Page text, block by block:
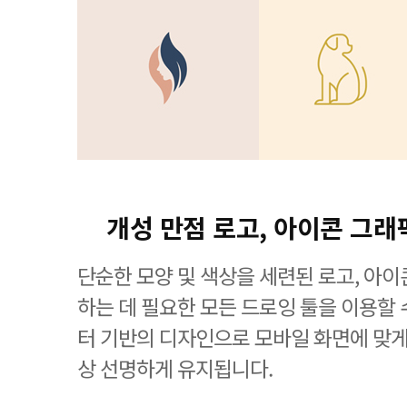
개성 만점 로고, 아이콘 그래
단순한 모양 및 색상을 세련된 로고, 아
하는 데 필요한 모든 드로잉 툴을 이용
터 기반의 디자인으로 모바일 화면에 맞
상 선명하게 유지됩니다.